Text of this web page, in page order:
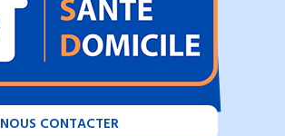
NOUS CONTACTER